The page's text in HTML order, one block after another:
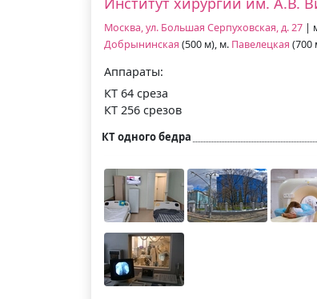
Москва, ул. Большая Серпуховская, д. 27 |
Добрынинская (500 м), м. Павелецкая (700
Аппараты:
КТ 64 среза
КТ 256 срезов
КТ одного бедра